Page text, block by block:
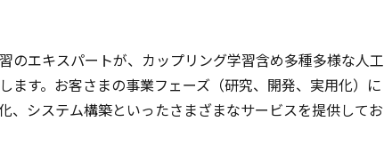
のエキスパートが、カップリング学習含め多種多様な人工
す。お客さまの事業フェーズ（研究、開発、実用化）に
、システム構築といったさまざまなサービスを提供してお